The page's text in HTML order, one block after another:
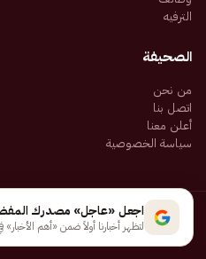
الترفيه
الصحيفة
من نحن
اتصل بنا
أعلن معنا
سياسة الخصوصية
جميع الحقوق محفوظة لـ شركة إيجاز للنشر
سياسة الخصوصيةشروط الاستخدام
اجعل «عاجل» مصدرك
لتظهر أخبارنا أولاً ضمن «أهم الأخبار»